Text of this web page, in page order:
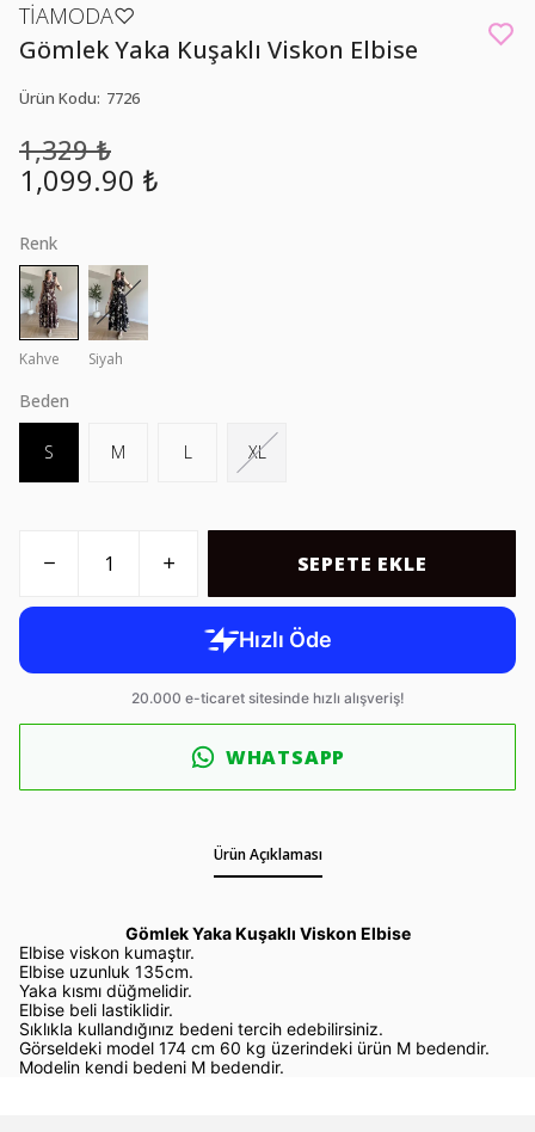
TİAMODA♡
Gömlek Yaka Kuşaklı Viskon Elbise
Ürün Kodu: 7726
1,329 ₺
1,099.90 ₺
Renk
Kahve Siyah
Beden
S M L XL
SEPETE EKLE
WHATSAPP
Ürün Açıklaması
Gömlek Yaka Kuşaklı Viskon Elbise
Elbise viskon kumaştır.
Elbise uzunluk 135cm.
Yaka kısmı düğmelidir.
Elbise beli lastiklidir.
Sıklıkla kullandığınız bedeni tercih edebilirsiniz.
Görseldeki model 174 cm 60 kg üzerindeki ürün M bedendir.
Modelin kendi bedeni M bedendir.